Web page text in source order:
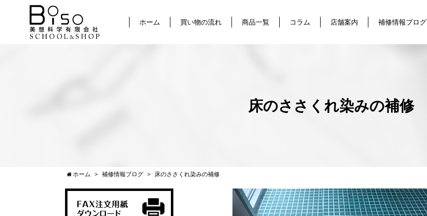
ホーム 買い物の流れ 商品一覧 コラム 店舗案内 補修情報ブログ
床のささくれ染みの補修
ホーム 補修情報ブログ 床のささくれ染みの補修